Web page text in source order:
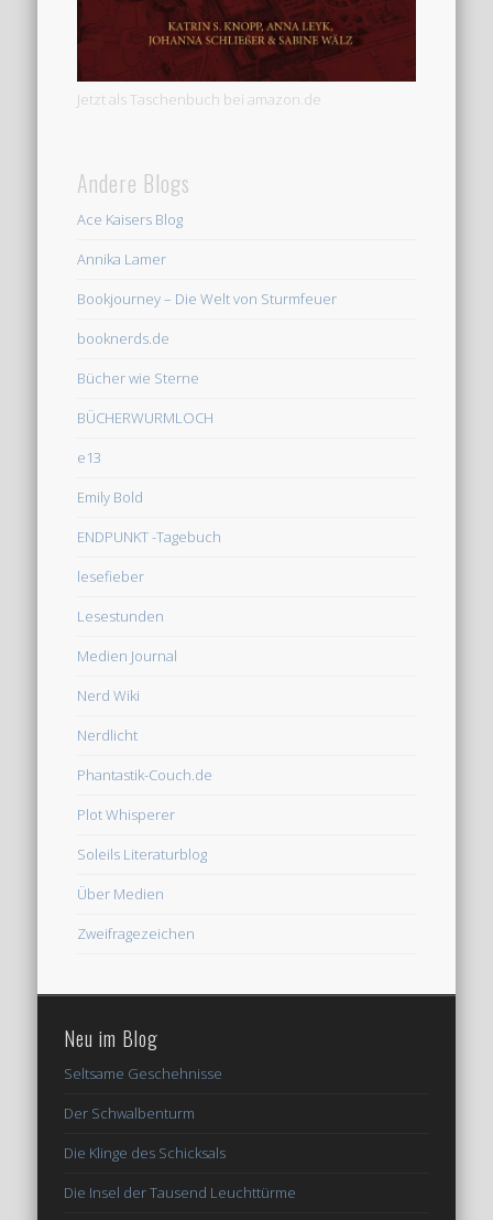
Jetzt als Taschenbuch bei amazon.de
Andere Blogs
Ace Kaisers Blog
Annika Lamer
Bookjourney – Die Welt von Sturmfeuer
booknerds.de
Bücher wie Sterne
BÜCHERWURMLOCH
e13
Emily Bold
ENDPUNKT -Tagebuch
lesefieber
Lesestunden
Medien Journal
Nerd Wiki
Nerdlicht
Phantastik-Couch.de
Plot Whisperer
Soleils Literaturblog
Über Medien
Zweifragezeichen
Neu im Blog
Seltsame Geschehnisse
Der Schwalbenturm
Die Klinge des Schicksals
Die Insel der Tausend Leuchttürme